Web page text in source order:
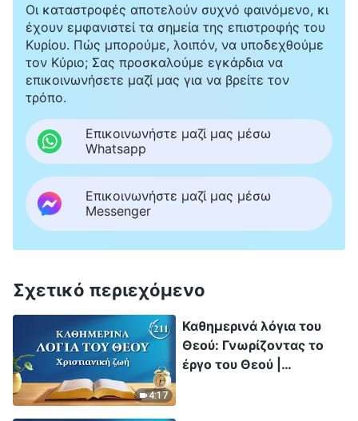
Οι καταστροφές αποτελούν συχνό φαινόμενο, κι
έχουν εμφανιστεί τα σημεία της επιστροφής του
Κυρίου. Πώς μπορούμε, λοιπόν, να υποδεχθούμε
τον Κύριο; Σας προσκαλούμε εγκάρδια να
επικοινωνήσετε μαζί μας για να βρείτε τον
τρόπο.
Επικοινωνήστε μαζί μας μέσω
Whatsapp
Επικοινωνήστε μαζί μας μέσω
Messenger
Σχετικό περιεχόμενο
4:17
Καθημερινά λόγια του
Θεού: Γνωρίζοντας το
έργο του Θεού |